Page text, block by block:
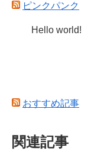
ピンクパンク
Hello world!
おすすめ記事
関連記事